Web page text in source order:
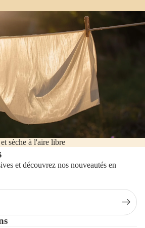
sèche à l'aire libre
et découvrez nos nouveautés en